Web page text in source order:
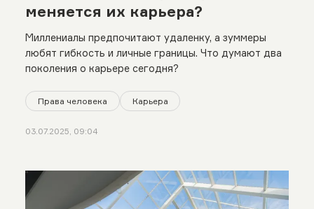
меняется их карьера?
Миллениалы предпочитают удаленку, а зуммеры
любят гибкость и личные границы. Что думают два
поколения о карьере сегодня?
Права человека Карьера
03.07.2025, 09:04